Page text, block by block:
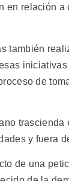
en relación a
también
de
trascienda
y fuera
de una